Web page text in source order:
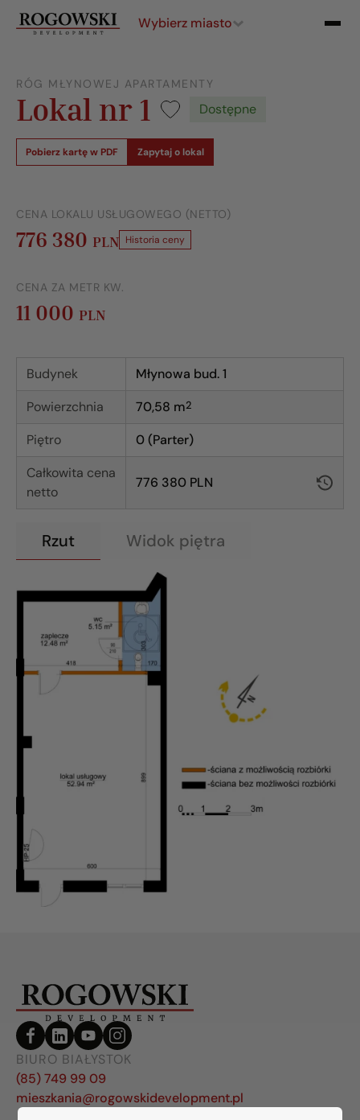
Wybierz miasto
RÓG MŁYNOWEJ APARTAMENTY
Lokal nr 1 Dostępne
Pobierz kartę w PDF Zapytaj o lokal
CENA LOKALU USŁUGOWEGO (NETTO)
776 380 PLN Historia ceny
CENA ZA METR KW.
11 000 PLN
Budynek
Młynowa bud. 1
Powierzchnia
70,58 m2
Piętro
0 (Parter)
Całkowita cena
netto
776 380 PLN
Rzut Widok piętra
BIURO BIAŁYSTOK
(85) 749 99 09
mieszkania@rogowskidevelopment.pl